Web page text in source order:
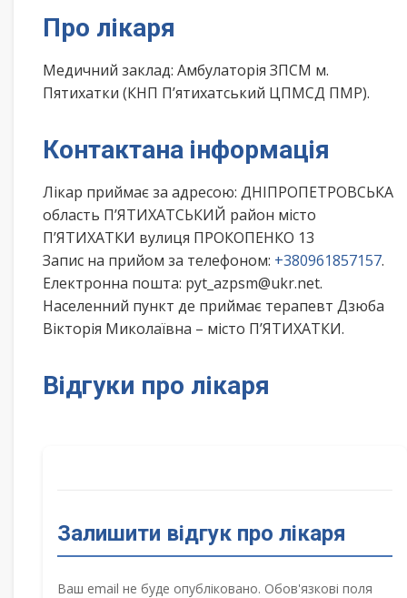
Про лікаря
Медичний заклад: Амбулаторія ЗПСМ м.
Пятихатки (КНП П’ятихатський ЦПМСД ПМР).
Контактана інформація
Лікар приймає за адресою: ДНІПРОПЕТРОВСЬКА
область П’ЯТИХАТСЬКИЙ район місто
П’ЯТИХАТКИ вулиця ПРОКОПЕНКО 13
Запис на прийом за телефоном: +380961857157.
Електронна пошта: pyt_azpsm@ukr.net.
Населенний пункт де приймає терапевт Дзюба
Вікторія Миколаївна – місто П’ЯТИХАТКИ.
Відгуки про лікаря
Залишити відгук про лікаря
Ваш email не буде опубліковано. Обов'язкові поля